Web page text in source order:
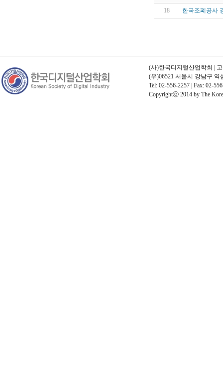
18 한국조폐공사
(사)한국디지털산업학회 |
(우)06521 서울시 강남구
Tel: 02-556-2257 | Fax: 02-
Copyrightⓒ 2014 by The